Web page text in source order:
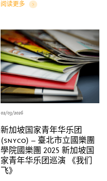
阅读更多
Details
02/03/2026
新加坡国家青年华乐团
(snyco) – 臺北市立國樂團
學院國樂團 2025 新加坡国
家青年华乐团巡演 《我们
飞》